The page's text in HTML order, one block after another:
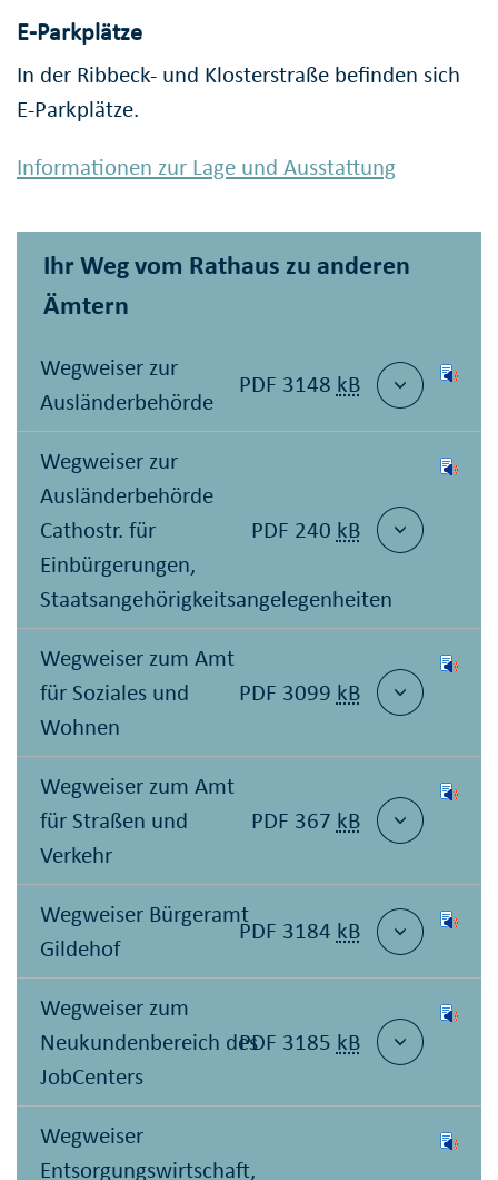
E-Parkplätze
In der Ribbeck- und Klosterstraße befinden sich
E-Parkplätze.
Informationen zur Lage und Ausstattung
Ihr Weg vom Rathaus zu anderen
Ämtern
Wegweiser zur
Ausländerbehörde
PDF 3148 kB
Wegweiser zur
Ausländerbehörde
Cathostr. für
Einbürgerungen,
Staatsangehörigkeitsangelegenheiten
PDF 240 kB
Wegweiser zum Amt
für Soziales und
Wohnen
PDF 3099 kB
Wegweiser zum Amt
für Straßen und
Verkehr
PDF 367 kB
Wegweiser Bürgeramt
Gildehof
PDF 3184 kB
Wegweiser zum
Neukundenbereich des
JobCenters
PDF 3185 kB
Wegweiser
Entsorgungswirtschaft,